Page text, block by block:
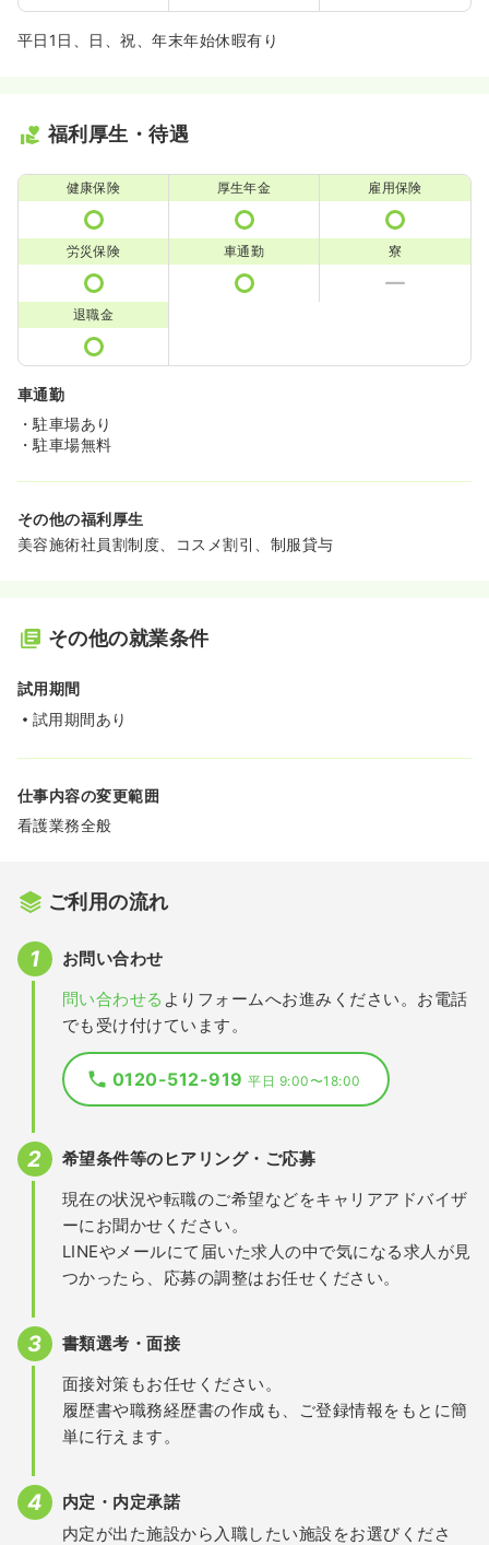
平日1日、日、祝、年末年始休暇有り
福利厚生・待遇
健康保険 厚生年金 雇用保険
労災保険 車通勤 寮
退職金
車通勤
・駐車場あり
・駐車場無料
その他の福利厚生
美容施術社員割制度、コスメ割引、制服貸与
その他の就業条件
試用期間
試用期間あり
仕事内容の変更範囲
看護業務全般
ご利用の流れ
お問い合わせ
問い合わせる よりフォームへお進みください。お電話
でも受け付けています。
0120-512-919平日 9:00〜18:00
希望条件等のヒアリング・ご応募
現在の状況や転職のご希望などをキャリアアドバイザ
ーにお聞かせください。
LINEやメールにて届いた求人の中で気になる求人が見
つかったら、応募の調整はお任せください。
書類選考・面接
面接対策もお任せください。
履歴書や職務経歴書の作成も、ご登録情報をもとに簡
単に行えます。
内定・内定承諾
内定が出た施設から入職したい施設をお選びくださ